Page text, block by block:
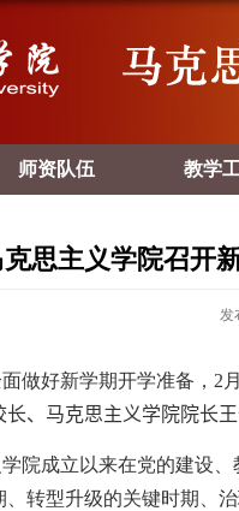
师资队伍 教学
思主义学院召开
发
做好新学期开学准备， 2 月
、马克思主义学院院长
院成立以来在党的建设
转型升级的关键时期、